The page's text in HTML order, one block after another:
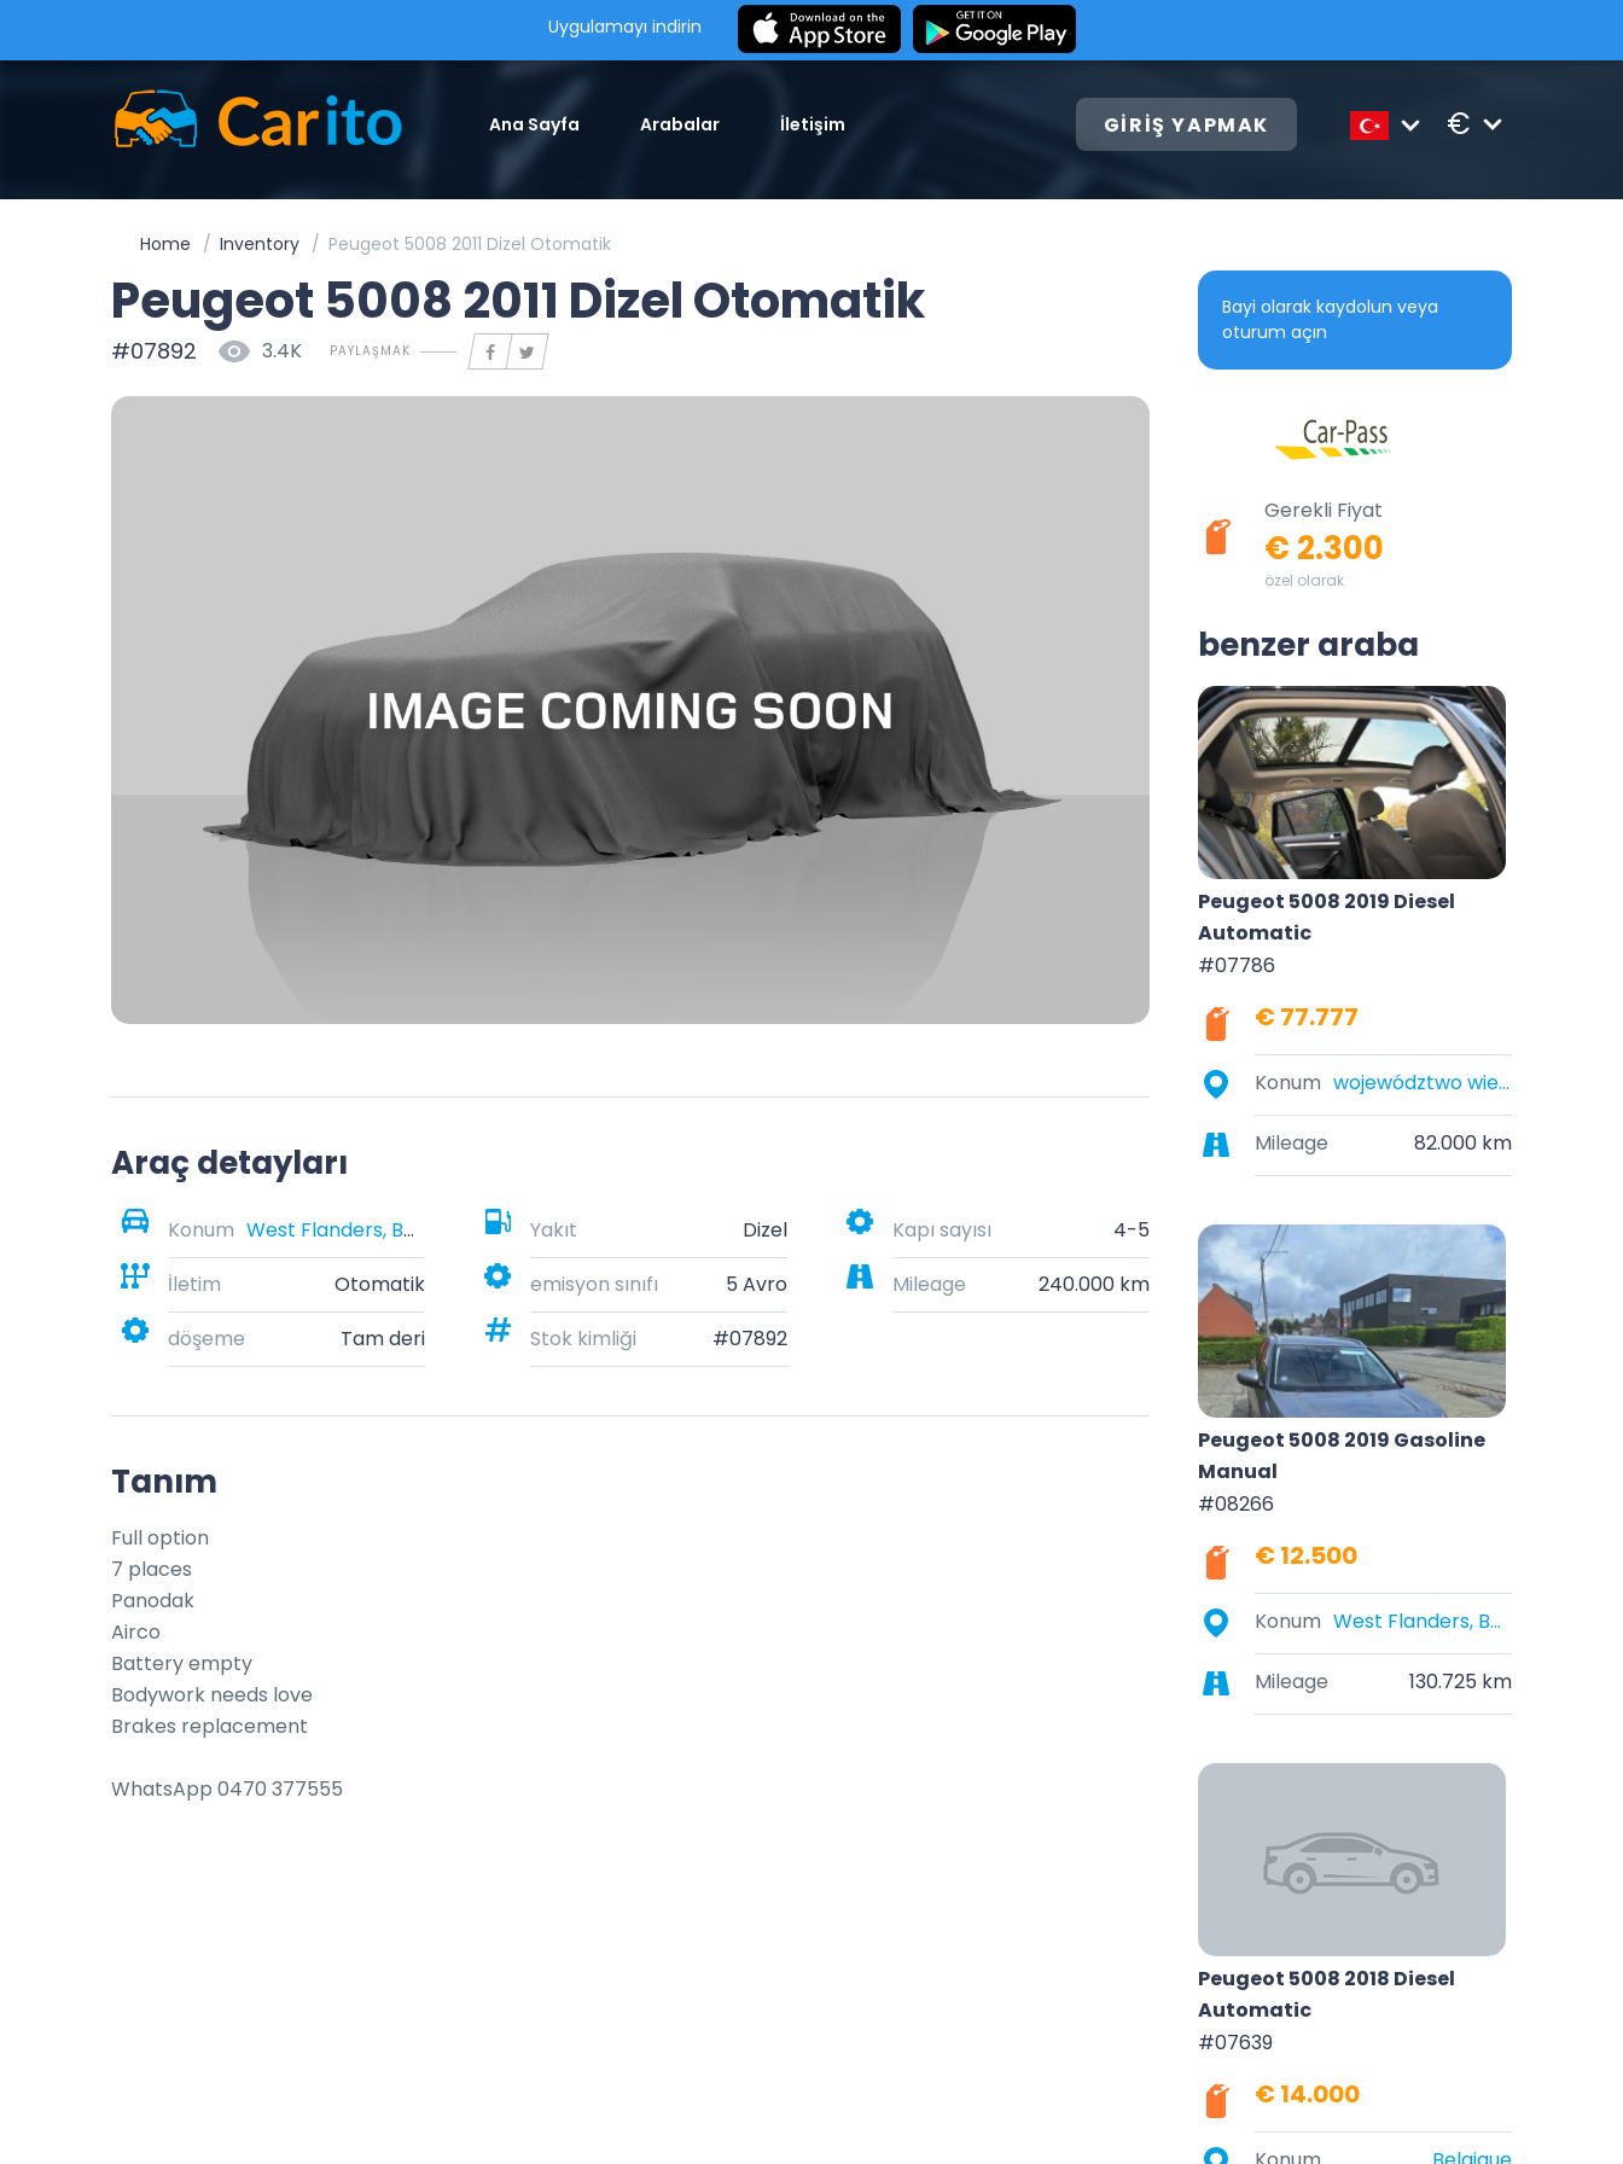
Uygulamayı indirin
Ana Sayfa Arabalar İletişim GIRIŞ YAPMAK €
Home Inventory Peugeot 5008 2011 Dizel Otomatik
Peugeot 5008 2011 Dizel Otomatik
#07892 3.4K PAYLAŞMAK
Araç detayları
Konum West Flanders, Belgium Yakıt Dizel Kapı sayısı
4-5
İletim
Otomatik emisyon sınıfı 5 Avro Mileage
240.000 km
döşeme
Tam deri Stok kimliği #07892
Tanım
Full option
7 places
Panodak
Airco
Battery empty
Bodywork needs love
Brakes replacement
WhatsApp 0470 377555
Bayi olarak kaydolun veya
oturum açın
Gerekli Fiyat
€ 2.300
özel olarak
benzer araba
Peugeot 5008 2019 Diesel
Automatic
#07786
€ 77.777
Konum województwo wielkopolskie, Polska
Mileage 82.000 km
Peugeot 5008 2019 Gasoline
Manual
#08266
€ 12.500
Konum West Flanders, Belgium
Mileage 130.725 km
Peugeot 5008 2018 Diesel
Automatic
#07639
€ 14.000